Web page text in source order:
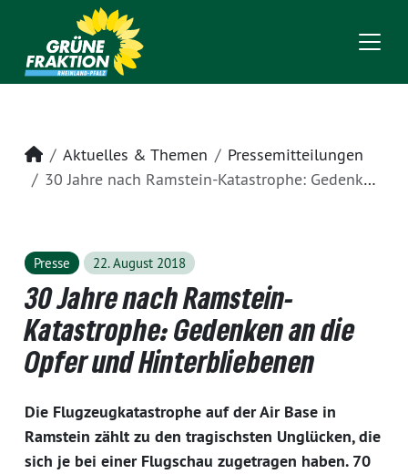
Startseite
Aktuelles & Themen
Pressemitteilungen
30 Jahre nach Ramstein-Katastrophe: Gedenken an die Opfer und Hinterbliebenen
Presse 22. August 2018
30 Jahre nach Ramstein-
Katastrophe: Gedenken an die
Opfer und Hinterbliebenen
Die Flugzeugkatastrophe auf der Air Base in
Ramstein zählt zu den tragischsten Unglücken, die
sich je bei einer Flugschau zugetragen haben. 70